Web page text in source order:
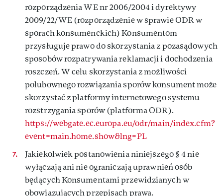
rozporządzenia WE nr 2006/2004 i dyrektywy
2009/22/WE (rozporządzenie w sprawie ODR w
sporach konsumenckich) Konsumentom
przysługuje prawo do skorzystania z pozasądowych
sposobów rozpatrywania reklamacji i dochodzenia
roszczeń. W celu skorzystania z możliwości
polubownego rozwiązania sporów konsument może
skorzystać z platformy internetowego systemu
rozstrzygania sporów (platforma ODR).
https://webgate.ec.europa.eu/odr/main/index.cfm?
event=main.home.show&lng=PL
Jakiekolwiek postanowienia niniejszego § 4 nie
wyłączają ani nie ograniczają uprawnień osób
będących Konsumentami przewidzianych w
obowiązujących przepisach prawa.